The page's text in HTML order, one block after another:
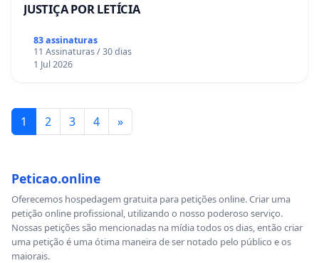
JUSTIÇA POR LETÍCIA
83 assinaturas
11 Assinaturas / 30 dias
1 Jul 2026
1 2 3 4 »
Peticao.online
Oferecemos hospedagem gratuita para petições online. Criar uma
petição online profissional, utilizando o nosso poderoso serviço.
Nossas petições são mencionadas na mídia todos os dias, então criar
uma petição é uma ótima maneira de ser notado pelo público e os
maiorais.